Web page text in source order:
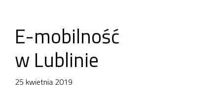
E-mobilność
w Lublinie
25 kwietnia 2019